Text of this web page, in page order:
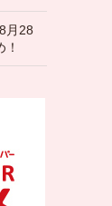
月28